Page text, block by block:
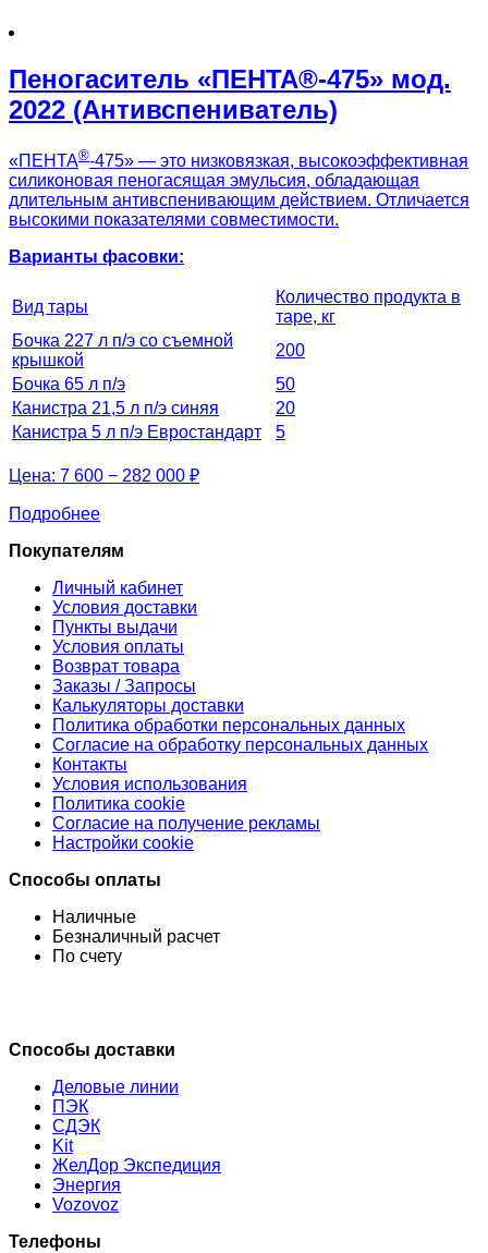
Пеногаситель «ПЕНТА®-475» мод.
2022 (Антивспениватель)
«ПЕНТА®-475» — это низковязкая, высокоэффективная
силиконовая пеногасящая эмульсия, обладающая
длительным антивспенивающим действием. Отличается
высокими показателями совместимости.
Варианты фасовки:
Вид тары
Количество продукта в
таре, кг
Бочка 227 л п/э со съемной
крышкой
200
Бочка 65 л п/э
50
Канистра 21,5 л п/э синяя
20
Канистра 5 л п/э Евростандарт
5
Цена: 7 600 − 282 000 ₽
Подробнее
Покупателям
Личный кабинет
Условия доставки
Пункты выдачи
Условия оплаты
Возврат товара
Заказы / Запросы
Калькуляторы доставки
Политика обработки персональных данных
Согласие на обработку персональных данных
Контакты
Условия использования
Политика cookie
Согласие на получение рекламы
Настройки cookie
Способы оплаты
Наличные
Безналичный расчет
По счету
Способы доставки
Деловые линии
ПЭК
СДЭК
Kit
ЖелДор Экспедиция
Энергия
Vozovoz
Телефоны